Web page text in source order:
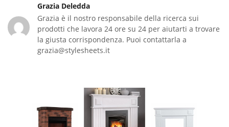
Grazia Deledda
Grazia è il nostro responsabile della ricerca sui
prodotti che lavora 24 ore su 24 per aiutarti a trovare
la giusta corrispondenza. Puoi contattarla a
grazia@stylesheets.it